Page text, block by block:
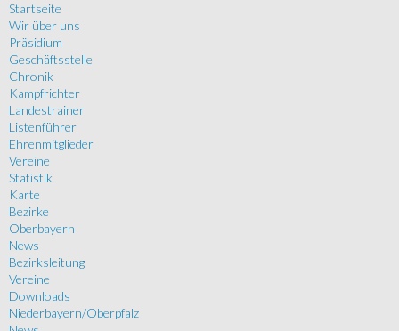
Startseite
Wir über uns
Präsidium
Geschäftsstelle
Chronik
Kampfrichter
Landestrainer
Listenführer
Ehrenmitglieder
Vereine
Statistik
Karte
Bezirke
Oberbayern
News
Bezirksleitung
Vereine
Downloads
Niederbayern/Oberpfalz